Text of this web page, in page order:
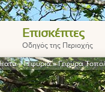
Επισκέπτες
Οδηγός της Περιοχής
»Γεφύρια»Γέφυρα